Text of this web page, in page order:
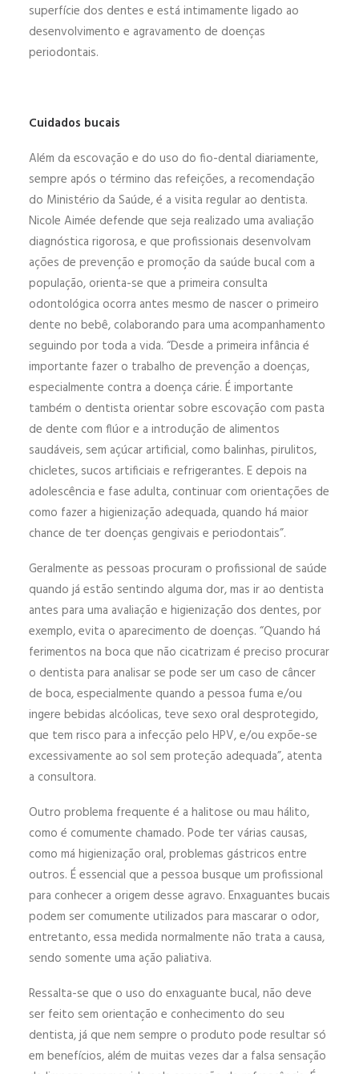
superfície dos dentes e está intimamente ligado ao
desenvolvimento e agravamento de doenças
periodontais.
Cuidados bucais
Além da escovação e do uso do fio-dental diariamente,
sempre após o término das refeições, a recomendação
do Ministério da Saúde, é a visita regular ao dentista.
Nicole Aimée defende que seja realizado uma avaliação
diagnóstica rigorosa, e que profissionais desenvolvam
ações de prevenção e promoção da saúde bucal com a
população, orienta-se que a primeira consulta
odontológica ocorra antes mesmo de nascer o primeiro
dente no bebê, colaborando para uma acompanhamento
seguindo por toda a vida. “Desde a primeira infância é
importante fazer o trabalho de prevenção a doenças,
especialmente contra a doença cárie. É importante
também o dentista orientar sobre escovação com pasta
de dente com flúor e a introdução de alimentos
saudáveis, sem açúcar artificial, como balinhas, pirulitos,
chicletes, sucos artificiais e refrigerantes. E depois na
adolescência e fase adulta, continuar com orientações de
como fazer a higienização adequada, quando há maior
chance de ter doenças gengivais e periodontais”.
Geralmente as pessoas procuram o profissional de saúde
quando já estão sentindo alguma dor, mas ir ao dentista
antes para uma avaliação e higienização dos dentes, por
exemplo, evita o aparecimento de doenças. “Quando há
ferimentos na boca que não cicatrizam é preciso procurar
o dentista para analisar se pode ser um caso de câncer
de boca, especialmente quando a pessoa fuma e/ou
ingere bebidas alcóolicas, teve sexo oral desprotegido,
que tem risco para a infecção pelo HPV, e/ou expõe-se
excessivamente ao sol sem proteção adequada”, atenta
a consultora.
Outro problema frequente é a halitose ou mau hálito,
como é comumente chamado. Pode ter várias causas,
como má higienização oral, problemas gástricos entre
outros. É essencial que a pessoa busque um profissional
para conhecer a origem desse agravo. Enxaguantes bucais
podem ser comumente utilizados para mascarar o odor,
entretanto, essa medida normalmente não trata a causa,
sendo somente uma ação paliativa.
Ressalta-se que o uso do enxaguante bucal, não deve
ser feito sem orientação e conhecimento do seu
dentista, já que nem sempre o produto pode resultar só
em benefícios, além de muitas vezes dar a falsa sensação